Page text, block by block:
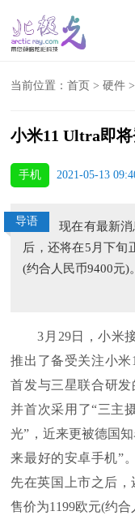
当前位置：首页 >硬件
小米11 Ultra即
手机 2021-05-13
导语
现在有最新
后，还将在5月下旬
(约合人民币9400元)
3月29日，小米接
推出了备受关注小米
首发与三星联合研发
并首次采用了“三主
光”，近来更被德国
来最好的安卓手机”
先在英国上市之后，
售价为1199欧元(约合